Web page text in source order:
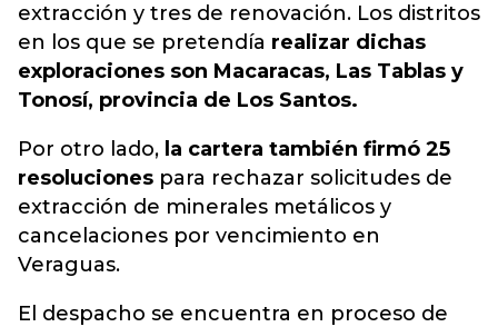
extracción y tres de renovación. Los distritos
en los que se pretendía realizar dichas
exploraciones son Macaracas, Las Tablas y
Tonosí, provincia de Los Santos.
Por otro lado, la cartera también firmó 25
resoluciones para rechazar solicitudes de
extracción de minerales metálicos y
cancelaciones por vencimiento en
Veraguas.
El despacho se encuentra en proceso de